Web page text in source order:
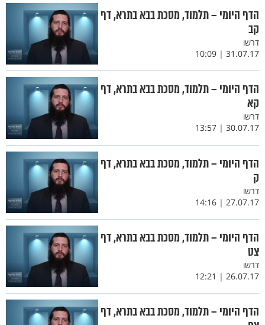
הדף היומי – תלמוד, מסכת בבא בתרא, דף
קב
דרשו
31.07.17 | 10:09
הדף היומי – תלמוד, מסכת בבא בתרא, דף
קא
דרשו
30.07.17 | 13:57
הדף היומי – תלמוד, מסכת בבא בתרא, דף
ק
דרשו
27.07.17 | 14:16
הדף היומי – תלמוד, מסכת בבא בתרא, דף
צט
דרשו
26.07.17 | 12:21
הדף היומי – תלמוד, מסכת בבא בתרא, דף